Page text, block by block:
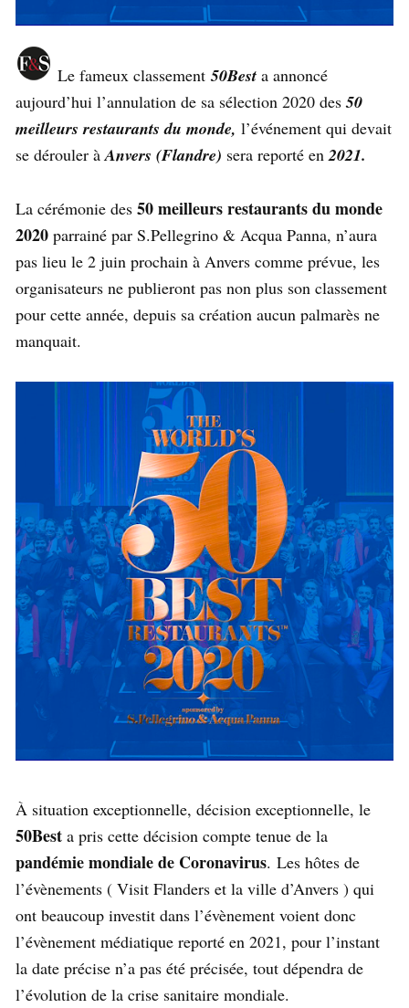
Le fameux classement50Best a annoncé
aujourd’hui l’annulation de sa sélection 2020 des50
meilleurs restaurants du monde, l’événement qui devait
se dérouler àAnvers (Flandre) sera reporté en2021.
La cérémonie des 50 meilleurs restaurants du monde
2020 parrainé par S.Pellegrino & Acqua Panna, n’aura
pas lieu le 2 juin prochain à Anvers comme prévue, les
organisateurs ne publieront pas non plus son classement
pour cette année, depuis sa création aucun palmarès ne
manquait.
À situation exceptionnelle, décision exceptionnelle, le
50Best a pris cette décision compte tenue de la
pandémie mondiale de Coronavirus. Les hôtes de
l’évènements ( Visit Flanders et la ville d’Anvers ) qui
ont beaucoup investit dans l’évènement voient donc
l’évènement médiatique reporté en 2021, pour l’instant
la date précise n’a pas été précisée, tout dépendra de
l’évolution de la crise sanitaire mondiale.